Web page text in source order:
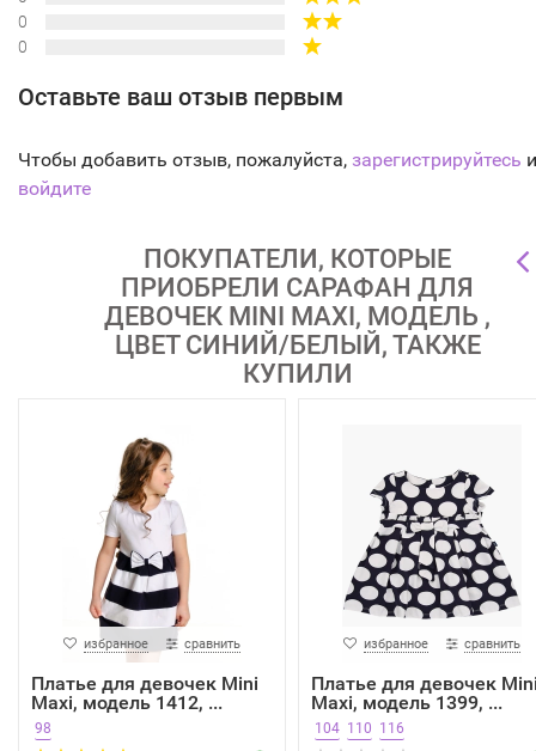
0
0
Оставьте ваш отзыв первым
Чтобы добавить отзыв, пожалуйста, зарегистрируйтесь
войдите
ПОКУПАТЕЛИ, КОТОРЫЕ
ПРИОБРЕЛИ САРАФАН ДЛЯ
ДЕВОЧЕК MINI MAXI, МОДЕЛЬ ,
ЦВЕТ СИНИЙ/БЕЛЫЙ, ТАКЖЕ
КУПИЛИ
избранное сравнить
Платье для девочек Mini
Maxi, модель 1412, ...
98
избранное сравнить
Платье для девочек
Maxi, модель 1399, ...
104 110 116